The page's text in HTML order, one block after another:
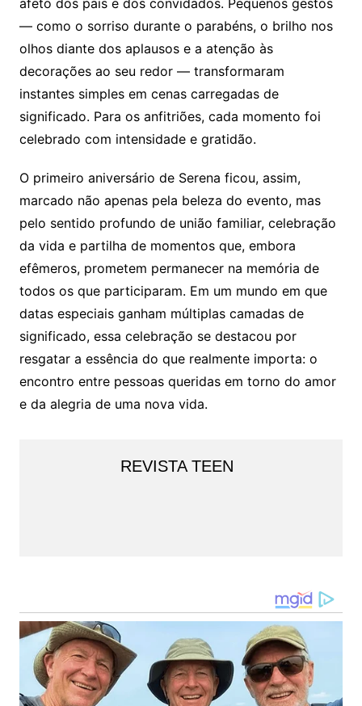
— como o sorriso durante o parabéns, o brilho nos
olhos diante dos aplausos e a atenção às
decorações ao seu redor — transformaram
instantes simples em cenas carregadas de
significado. Para os anfitriões, cada momento foi
celebrado com intensidade e gratidão.
O primeiro aniversário de Serena ficou, assim,
marcado não apenas pela beleza do evento, mas
pelo sentido profundo de união familiar, celebração
da vida e partilha de momentos que, embora
efêmeros, prometem permanecer na memória de
todos os que participaram. Em um mundo em que
datas especiais ganham múltiplas camadas de
significado, essa celebração se destacou por
resgatar a essência do que realmente importa: o
encontro entre pessoas queridas em torno do amor
e da alegria de uma nova vida.
REVISTA TEEN